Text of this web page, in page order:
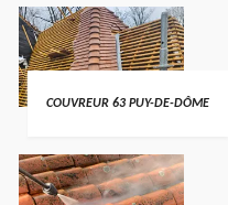
COUVREUR 63 PUY-DE-DÔME